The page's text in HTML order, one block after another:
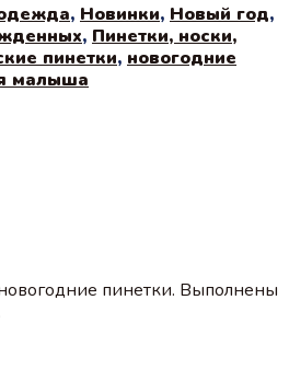
, Новинки, Новый год,
, Пинетки, носки,
пинетки, новогодние
малыша
пинетки. Выполнены